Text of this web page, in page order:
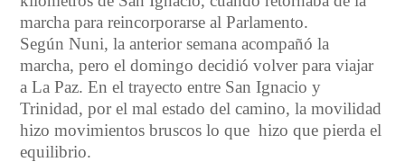
marcha para reincorporarse al Parlamento.
Según Nuni, la anterior semana acompañó la
marcha, pero el domingo decidió volver para viajar
a La Paz. En el trayecto entre San Ignacio y
Trinidad, por el mal estado del camino, la movilidad
hizo movimientos bruscos lo que hizo que pierda el
equilibrio.